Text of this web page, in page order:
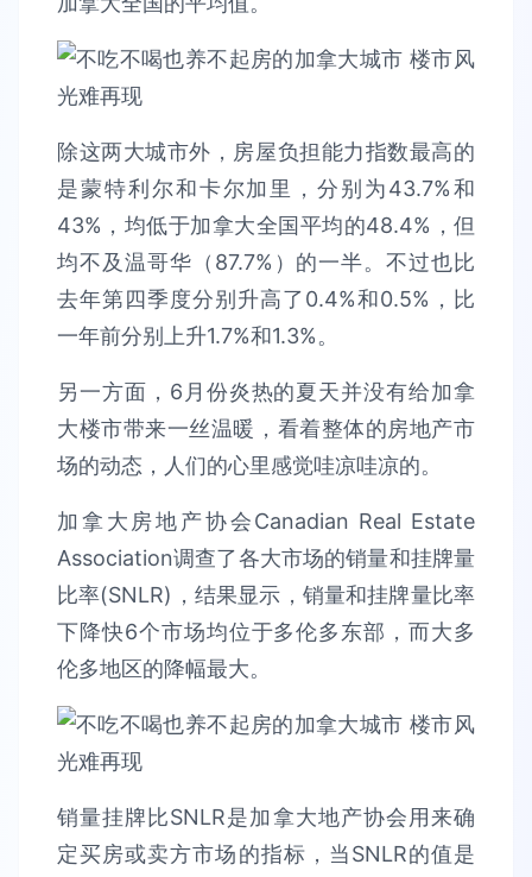
除这两大城市外，房屋负担能力指数最高的
是蒙特利尔和卡尔加里，分别为43.7%和
43%，均低于加拿大全国平均的48.4%，但
均不及温哥华（87.7%）的一半。不过也比
去年第四季度分别升高了0.4%和0.5%，比
一年前分别上升1.7%和1.3%。
另一方面，6月份炎热的夏天并没有给加拿
大楼市带来一丝温暖，看着整体的房地产市
场的动态，人们的心里感觉哇凉哇凉的。
加拿大房地产协会Canadian Real Estate
Association调查了各大市场的销量和挂牌量
比率(SNLR)，结果显示，销量和挂牌量比率
下降快6个市场均位于多伦多东部，而大多
伦多地区的降幅最大。
销量挂牌比SNLR是加拿大地产协会用来确
定买房或卖方市场的指标，当SNLR的值是